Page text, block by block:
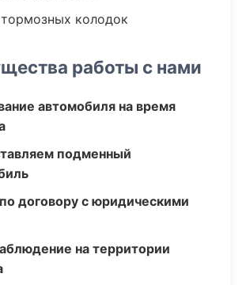
колодок
работы с нами
автомобиля на время
подменный
договору с юридическими
на территории